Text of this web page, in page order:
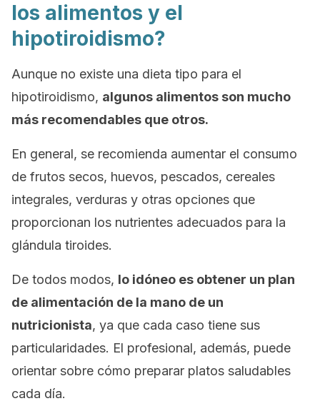
los alimentos y el
hipotiroidismo?
Aunque no existe una dieta tipo para el
hipotiroidismo, algunos alimentos son mucho
más recomendables que otros.
En general, se recomienda aumentar el consumo
de frutos secos, huevos, pescados, cereales
integrales, verduras y otras opciones que
proporcionan los nutrientes adecuados para la
glándula tiroides.
De todos modos, lo idóneo es obtener un plan
de alimentación de la mano de un
nutricionista, ya que cada caso tiene sus
particularidades. El profesional, además, puede
orientar sobre cómo preparar platos saludables
cada día.